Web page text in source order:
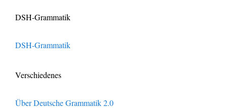
DSH-Grammatik
DSH-Grammatik
Verschiedenes
Über Deutsche Grammatik 2.0